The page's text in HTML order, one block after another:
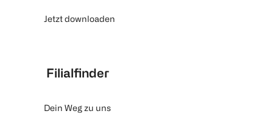
Jetzt downloaden
Filialfinder
Dein Weg zu uns